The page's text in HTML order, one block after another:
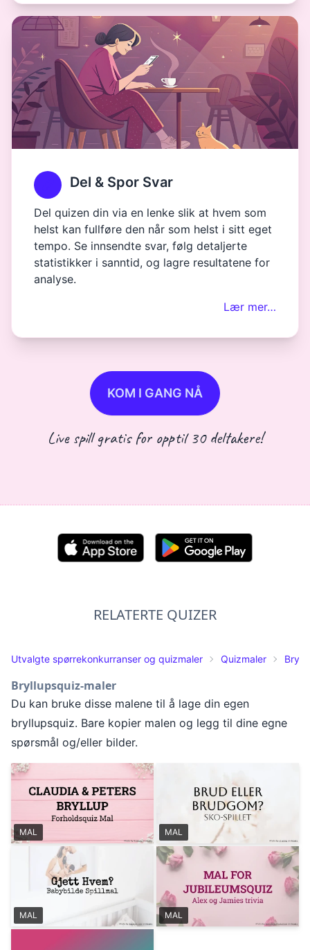
Del & Spor Svar
Del quizen din via en lenke slik at hvem som
helst kan fullføre den når som helst i sitt eget
tempo. Se innsendte svar, følg detaljerte
statistikker i sanntid, og lagre resultatene for
analyse.
Lær mer…
KOM I GANG NÅ
Live spill gratis for opptil 30 deltakere!
RELATERTE QUIZER
Utvalgte spørrekonkurranser og quizmaler Quizmaler
Bryllupsquiz-maler
Du kan bruke disse malene til å lage din egen
bryllupsquiz. Bare kopier malen og legg til dine egne
spørsmål og/eller bilder.
MAL MAL
MAL MAL